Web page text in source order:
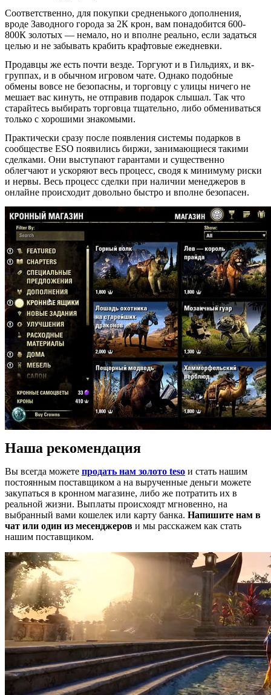
Соответственно, для покупки средненького дополнения,
вроде Заводного города за 2К крон, вам понадобится 600-
800К золотых — немало, но и вполне реально, если задаться
целью и не забывать крабить крафтовые ежедневки.
Продавцы же есть почти везде. Торгуют и в Гильдиях, и вк-
группах, и в обычном игровом чате. Однако подобные
обмены вовсе не безопасны, и торговцу с улицы ничего не
мешает вас кинуть, не отправив подарок слышал. Так что
старайтесь выбирать торговца тщательно, либо обмениваться
только с хорошими знакомыми.
Практически сразу после появления системы подарков в
сообществе ESO появились биржи, занимающиеся такими
сделками. Они выступают гарантами и существенно
облегчают и ускоряют весь процесс, сводя к минимуму риски
и нервы. Весь процесс сделки при наличии менеджеров в
онлайне происходит довольно быстро и вполне безопасен.
Наша рекомендация
Вы всегда можете продать нам золото teso и стать нашим
постоянным поставщиком а на вырученные деньги можете
закупаться в кронном магазине, либо же потратить их в
реальной жизни. Выплаты происхоядт мгновенно, на
выбранный вами кошелек или карту банка. Напишите нам в
чат или один из месенджеров и мы расскажем как стать
нашим поставщиком.